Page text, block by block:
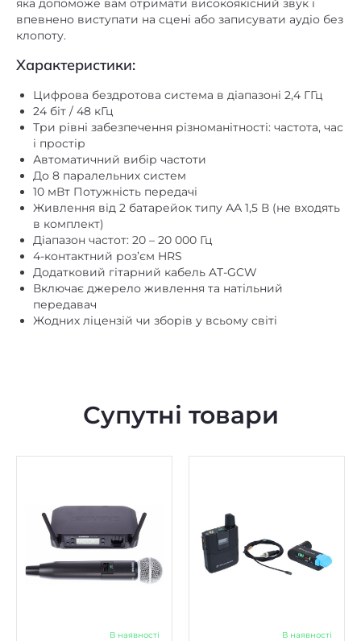
яка допоможе вам отримати високоякісний звук і
впевнено виступати на сцені або записувати аудіо без
клопоту.
Характеристики:
Цифрова бездротова система в діапазоні 2,4 ГГц
24 біт / 48 кГц
Три рівні забезпечення різноманітності: частота, час
і простір
Автоматичний вибір частоти
До 8 паралельних систем
10 мВт Потужність передачі
Живлення від 2 батарейок типу АА 1,5 В (не входять
в комплект)
Діапазон частот: 20 – 20 000 Гц
4-контактний роз’єм HRS
Додатковий гітарний кабель AT-GCW
Включає джерело живлення та натільний
передавач
Жодних ліцензій чи зборів у всьому світі
Супутні товари
В наявності В наявності